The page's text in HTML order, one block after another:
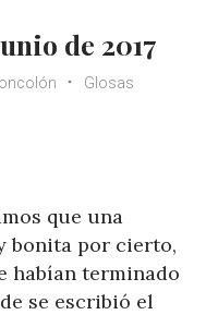
de 2017
Glosas
que una
bonita por cierto,
habían terminado
se escribió el